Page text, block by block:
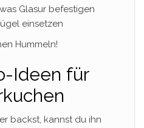
Glasur befestigen
einsetzen
Hummeln!
Ideen für
backst, kannst du ihn